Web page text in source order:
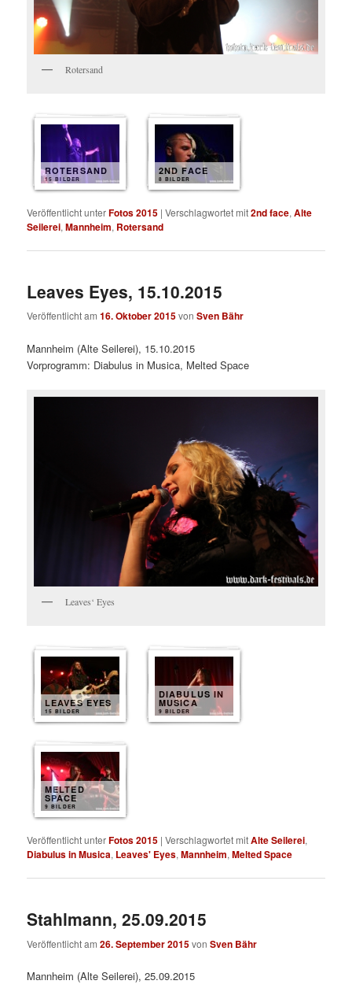
Rotersand
ROTERSAND
15 BILDER
2ND FACE
8 BILDER
Veröffentlicht unterFotos 2015 |Verschlagwortet mit2nd face,Alte
Seilerei,Mannheim, Rotersand
Leaves Eyes, 15.10.2015
Veröffentlicht am16. Oktober 2015vonSven Bähr
Mannheim (Alte Seilerei), 15.10.2015
Vorprogramm: Diabulus in Musica, Melted Space
Leaves‘ Eyes
LEAVES EYES
15 BILDER
DIABULUS IN
MUSICA
9 BILDER
MELTED
SPACE
9 BILDER
Veröffentlicht unterFotos 2015 |Verschlagwortet mitAlte Seilerei,
Diabulus in Musica, Leaves' Eyes,Mannheim,Melted Space
Stahlmann, 25.09.2015
Veröffentlicht am26. September 2015vonSven Bähr
Mannheim (Alte Seilerei), 25.09.2015